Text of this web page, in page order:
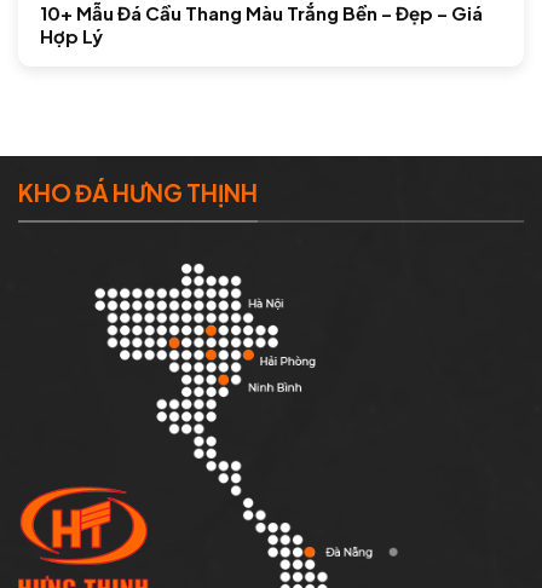
10+ Mẫu Đá Cầu Thang Màu Trắng Bền – Đẹp – Giá
Hợp Lý
KHO ĐÁ HƯNG THỊNH